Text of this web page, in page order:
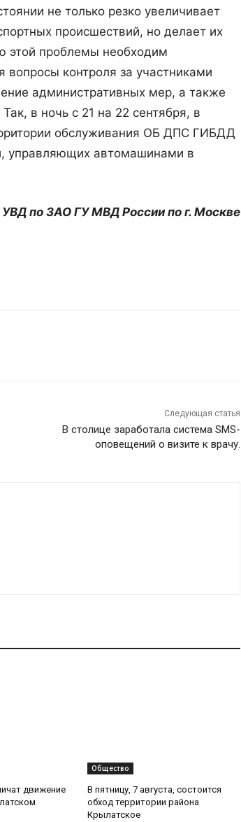
не только резко увеличивает
происшествий, но делает их
этой проблемы необходим
контроля за участниками
административных мер, а также
в ночь с 21 на 22 сентября, в
обслуживания ОБ ДПС ГИБДД
управляющих автомашинами в
по ЗАО ГУ МВД России по г. Москве
Следующая статья
В столице заработала система SMS-
оповещений о визите к врачу.
движение
Общество
В пятницу, 7 августа, состоится
обход территории района
Крылатское